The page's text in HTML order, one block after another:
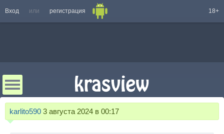
Вход или регистрация 18+
karlito590 3 августа 2024 в 00:17